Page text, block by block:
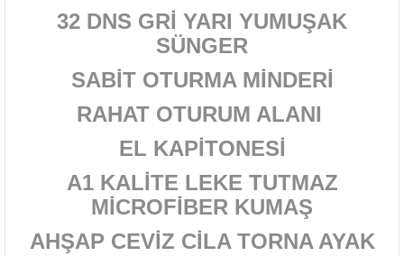
32 DNS GRİ YARI YUMUŞAK
SÜNGER
SABİT OTURMA MİNDERİ
RAHAT OTURUM ALANI
EL KAPİTONESİ
A1 KALİTE LEKE TUTMAZ
MİCROFİBER KUMAŞ
AHŞAP CEVİZ CİLA TORNA AYAK